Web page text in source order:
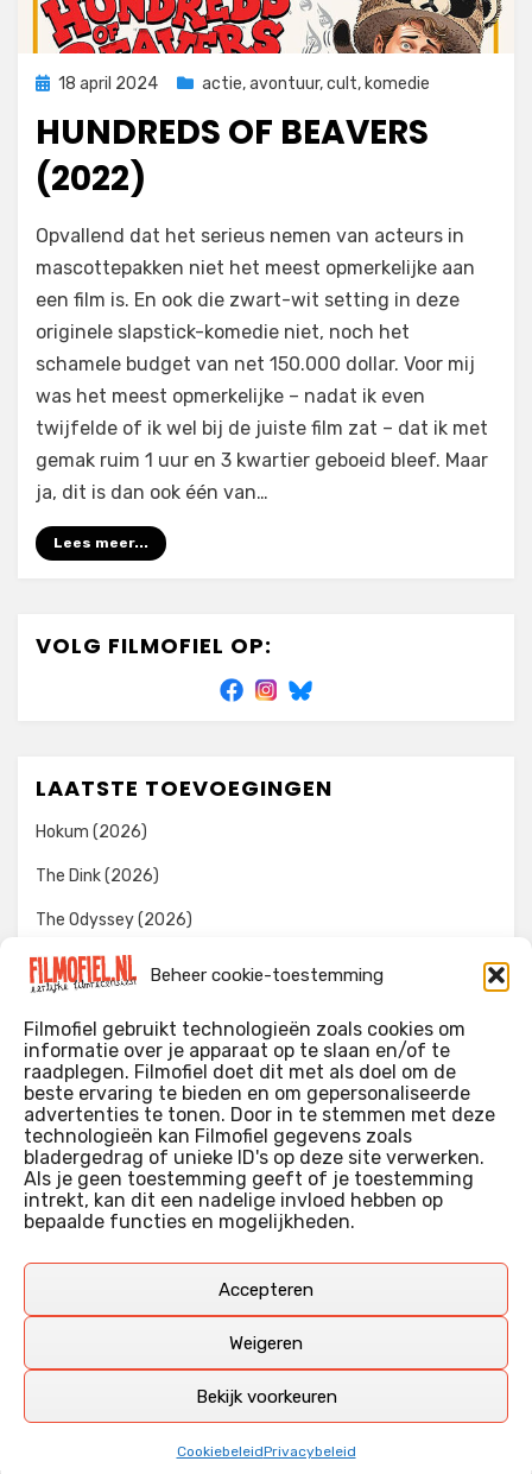
Beheer cookie-toestemming
Filmofiel gebruikt technologieën zoals cookies om
informatie over je apparaat op te slaan en/of te
raadplegen. Filmofiel doet dit met als doel om de
beste ervaring te bieden en om gepersonaliseerde
advertenties te tonen. Door in te stemmen met deze
technologieën kan Filmofiel gegevens zoals
bladergedrag of unieke ID's op deze site verwerken.
Als je geen toestemming geeft of je toestemming
intrekt, kan dit een nadelige invloed hebben op
bepaalde functies en mogelijkheden.
Accepteren
Weigeren
Bekijk voorkeuren
CookiebeleidPrivacybeleid
Geplaatst
18 april 2024 actie,avontuur,cult, komedie
HUNDREDS OF BEAVERS
(2022)
door Filmofiel.nl
Opvallend dat het serieus nemen van acteurs in
mascottepakken niet het meest opmerkelijke aan
een film is. En ook die zwart-wit setting in deze
originele slapstick-komedie niet, noch het
schamele budget van net 150.000 dollar. Voor mij
was het meest opmerkelijke – nadat ik even
twijfelde of ik wel bij de juiste film zat – dat ik met
gemak ruim 1 uur en 3 kwartier geboeid bleef. Maar
ja, dit is dan ook één van…
Lees meer...
VOLG FILMOFIEL OP:
LAATSTE TOEVOEGINGEN
Hokum (2026)
The Dink (2026)
The Odyssey (2026)
Evil Dead Burn (2026)
WIE IK BEN…?
Ik ben ooit begonnen met m’n recensies omdat ik zoveel
films keek dat ik af en toe niet meer wist welke ik nu wel of
niet gezien had. Ik ben een filmliefhebber, heb als hobby nog
erg lang in een videotheek gewerkt, en heb als coproducent
Deze recensies zijn dan ook vooral vrij pretentieloze
aangevuld met een groeiende kennis over de kunde én de
kunst van het maken van film.